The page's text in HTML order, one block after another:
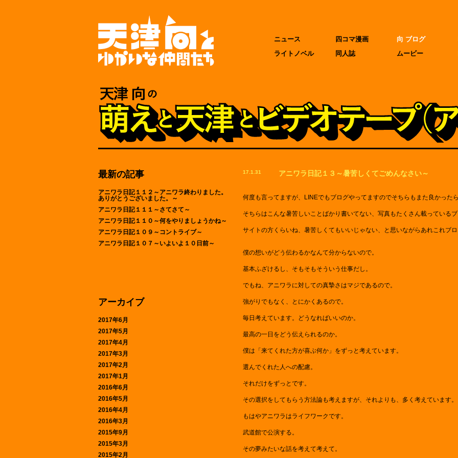
ニュース 四コマ漫画 向 ブログ
ライトノベル
同人誌 ムービー
最新の記事
アニワラ日記１１２～アニワラ終わりました。
ありがとうございました。～
アニワラ日記１１１～さてさて～
アニワラ日記１１０～何をやりましょうかね～
アニワラ日記１０９～コントライブ～
アニワラ日記１０７～いよいよ１０日前～
アーカイブ
2017年6月
2017年5月
2017年4月
2017年3月
2017年2月
2017年1月
2016年6月
2016年5月
2016年4月
2016年3月
2015年9月
2015年3月
2015年2月
17.1.31 アニワラ日記１３～暑苦しくてごめんなさい～
何度も言ってますが、LINEでもブログやってますのでそちらもまた良かった
そちらはこんな暑苦しいことばかり書いてない、写真もたくさん載っている
サイトの方くらいね、暑苦しくてもいいじゃない、と思いながらあれこれブロ
僕の想いがどう伝わるかなんて分からないので。
基本ふざけるし、そもそもそういう仕事だし。
でもね、アニワラに対しての真摯さはマジであるので。
強がりでもなく、とにかくあるので。
毎日考えています。どうなればいいのか。
最高の一日をどう伝えられるのか。
僕は「来てくれた方が喜ぶ何か」をずっと考えています。
選んでくれた人への配慮。
それだけをずっとです。
その選択をしてもらう方法論も考えますが、それよりも、多く考えています。
もはやアニワラはライフワークです。
武道館で公演する。
その夢みたいな話を考えて考えて。